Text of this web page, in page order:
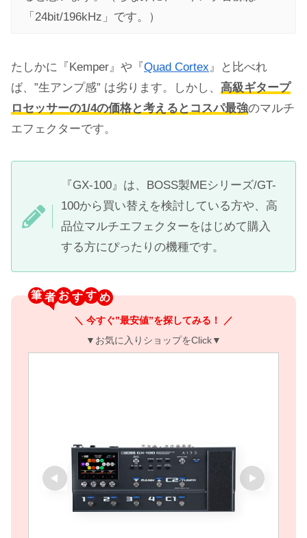
「24bit/196kHz」です。）
たしかに『Kemper』や『 Quad Cortex』と比べれ
ば、”生アンプ感” は劣ります。しかし、 高級ギタープ
ロセッサーの1/4の価格と考えるとコスパ最強のマルチ
エフェクターです。
『GX-100』は、BOSS製MEシリーズ/GT-
100から買い替えを検討している方や、高
品位マルチエフェクターをはじめて購入
する方にぴったりの機種です。
筆 お す
＼ 今すぐ”最安値”を探してみる！ ／
▼お気に入りショップをClick▼